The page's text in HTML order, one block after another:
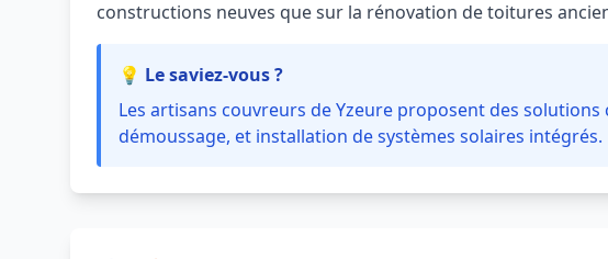
constructions neuves que sur la rénovation de toitures
💡 Le saviez-vous ?
Les artisans couvreurs de Yzeure proposent des
démoussage, et installation de systèmes solaires intégrés.